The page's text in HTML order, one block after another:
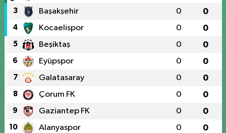
3 Başakşehir 0 0
4 Kocaelispor 0 0
5 Beşiktaş 0 0
6 Eyüpspor 0 0
7 Galatasaray 0 0
8 Çorum FK 0 0
9 Gaziantep FK 0 0
10 Alanyaspor 0 0